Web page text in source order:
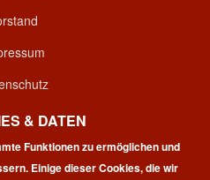
& DATEN
Funktionen zu ermöglichen und
Einige dieser Cookies, die wir